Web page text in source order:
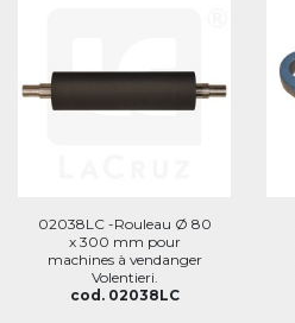
02038LC -Rouleau Ø 80
x 300 mm pour
machines à vendanger
Volentieri.
cod. 02038LC